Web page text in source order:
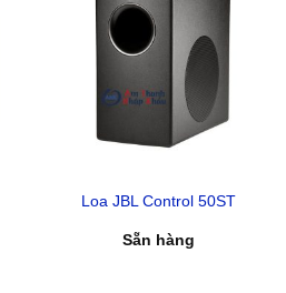
Loa JBL Control 50ST
Sẵn hàng